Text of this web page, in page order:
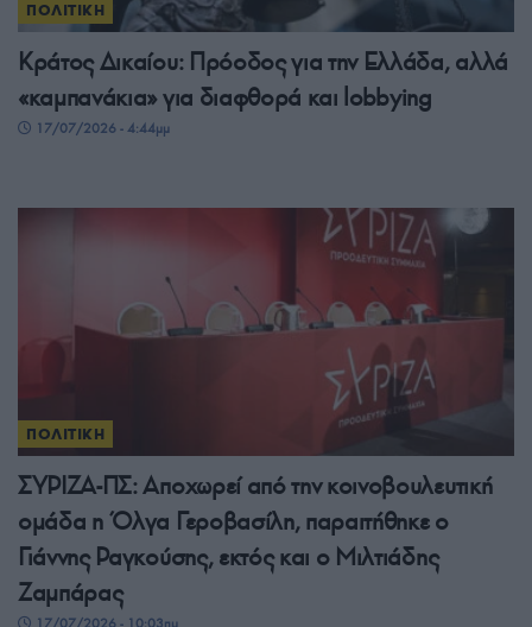
ΠΟΛΙΤΙΚΗ
Κράτος Δικαίου: Πρόοδος για την Ελλάδα, αλλά
«καμπανάκια» για διαφθορά και lobbying
17/07/2026 - 4:44μμ
ΠΟΛΙΤΙΚΗ
ΣΥΡΙΖΑ-ΠΣ: Αποχωρεί από την κοινοβουλευτική
ομάδα η Όλγα Γεροβασίλη, παραιτήθηκε ο
Γιάννης Ραγκούσης, εκτός και ο Μιλτιάδης
Ζαμπάρας